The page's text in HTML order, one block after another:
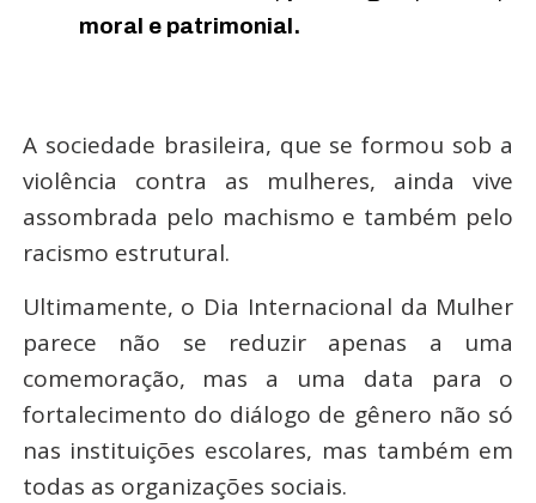
moral e patrimonial.
A sociedade brasileira, que se formou sob a
violência contra as mulheres, ainda vive
assombrada pelo machismo e também pelo
racismo estrutural.
Ultimamente, o Dia Internacional da Mulher
parece não se reduzir apenas a uma
comemoração, mas a uma data para o
fortalecimento do diálogo de gênero não só
nas instituições escolares, mas também em
todas as organizações sociais.